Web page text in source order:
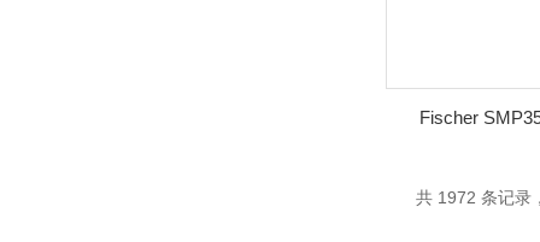
Fischer
共 1972 条记